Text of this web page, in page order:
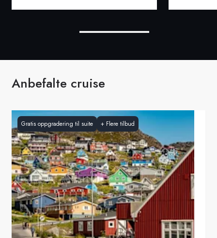
Anbefalte cruise
Gratis oppgradering til suite + Flere tilbud